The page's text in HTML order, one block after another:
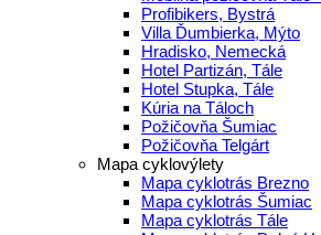
Profibikers, Bystrá
Villa Ďumbierka, Mýto
Hradisko, Nemecká
Hotel Partizán, Tále
Hotel Stupka, Tále
Kúria na Táloch
Požičovňa Šumiac
Požičovňa Telgárt
Mapa cyklovýlety
Mapa cyklotrás Brezno
Mapa cyklotrás Šumiac
Mapa cyklotrás Tále